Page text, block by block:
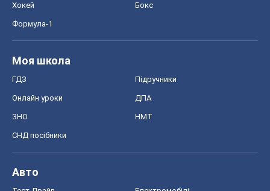
Хокей Бокс
Формула-1
Моя школа
ГДЗ Підручники
Онлайн уроки ДПА
ЗНО НМТ
СНД посібники
Авто